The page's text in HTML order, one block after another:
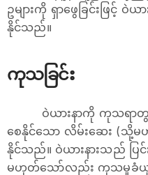
ဥများကို ရှာဖွေခြင်းဖြင့် ဝဲ
နိုင်သည်။
ကုသခြင်း
ဝဲယားနာကို ကုသရာတွင်
စေနိုင်သော လိမ်းဆေး (သို့မ
နိုင်သည်။ ဝဲယားနားသည် ပြ
မဟုတ်သော်လည်း ကုသမှုခံ